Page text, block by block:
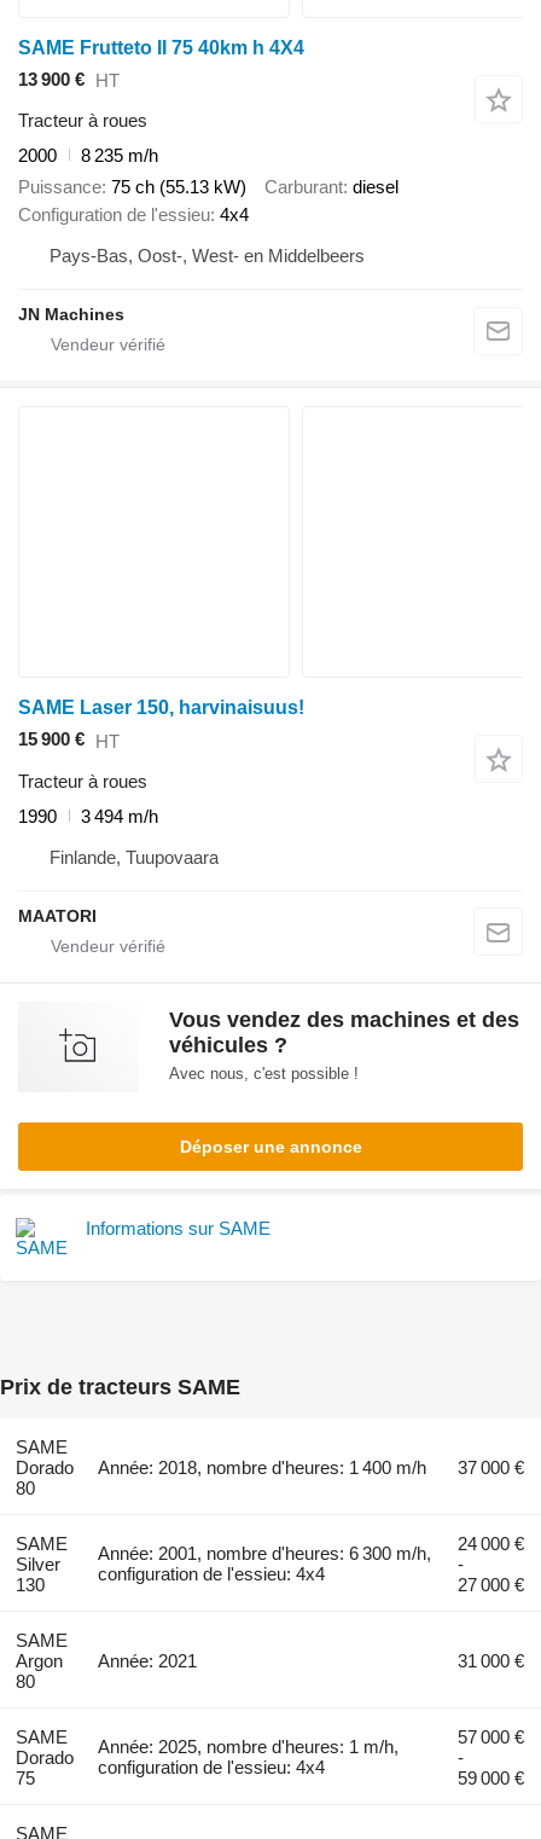
SAME Frutteto II 75 40km h 4X4
13 900 €
HT
Tracteur à roues
2000
8 235 m/h
Puissance 75 ch (55.13 kW) Carburant diesel
Configuration de l'essieu 4x4
Pays-Bas, Oost-, West- en Middelbeers
JN Machines
SAME Laser 150, harvinaisuus!
15 900 € HT
Tracteur à roues
1990
3 494 m/h
Finlande, Tuupovaara
MAATORI
Vous vendez des machines et des
véhicules ?
Avec nous, c'est possible !
Déposer une annonce
Informations sur SAME
Prix de tracteurs SAME
SAME
Dorado
80
Année: 2018, nombre d'heures: 1 400 m/h 37 000 €
SAME
Silver
130
Année: 2001, nombre d'heures: 6 300 m/h,
configuration de l'essieu: 4x4
24 000 €
-
27 000 €
SAME
Argon
80
Année: 2021 31 000 €
SAME
Dorado
75
Année: 2025, nombre d'heures: 1 m/h,
configuration de l'essieu: 4x4
57 000 €
-
59 000 €
SAME